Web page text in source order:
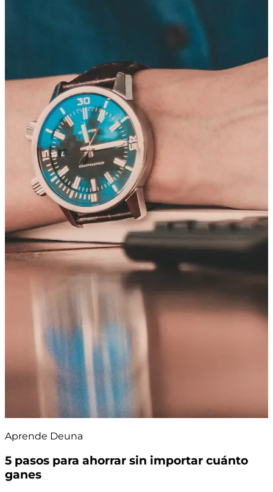
Aprende Deuna
5 pasos para ahorrar sin importar cuánto
ganes